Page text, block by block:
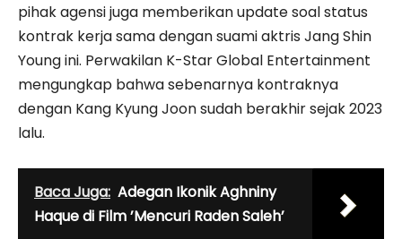
pihak agensi juga memberikan update soal status
kontrak kerja sama dengan suami aktris Jang Shin
Young ini. Perwakilan K-Star Global Entertainment
mengungkap bahwa sebenarnya kontraknya
dengan Kang Kyung Joon sudah berakhir sejak 2023
lalu.
Baca Juga: Adegan Ikonik Aghniny
Haque di Film ’Mencuri Raden Saleh’